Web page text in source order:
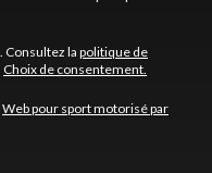
Consultez la politique de
Choix de consentement.
Web pour sport motorisé par